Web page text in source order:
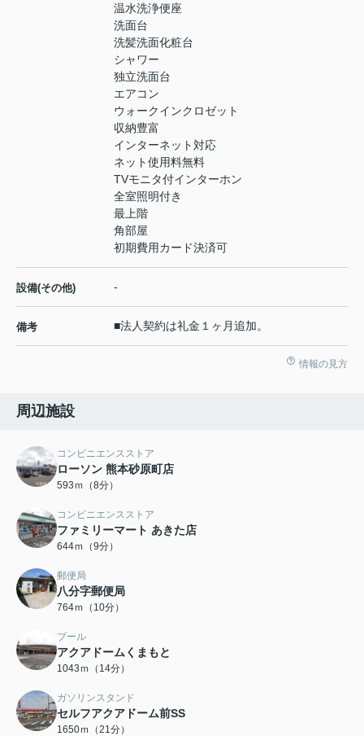
温水洗浄便座
洗面台
洗髪洗面化粧台
シャワー
独立洗面台
エアコン
ウォークインクロゼット
収納豊富
インターネット対応
ネット使用料無料
TVモニタ付インターホン
全室照明付き
最上階
角部屋
初期費用カード決済可
設備(その他) -
備考 ■法人契約は礼金１ヶ月追加。
情報の見方
周辺施設
コンビニエンスストア
ローソン 熊本砂原町店
593ｍ（8分）
コンビニエンスストア
ファミリーマート あきた店
644ｍ（9分）
郵便局
八分字郵便局
764ｍ（10分）
プール
アクアドームくまもと
1043ｍ（14分）
ガソリンスタンド
セルフアクアドーム前SS
1650ｍ（21分）